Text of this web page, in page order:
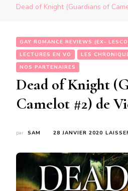
Dead of Knight (Guardians of
GAY ROMANCE REVIEWS (EX-
LECTURES EN VO
LES
NOS PARTENAIRES
Dead of Knight
Camelot #2) de
par SAM 28 JANVIER 2020